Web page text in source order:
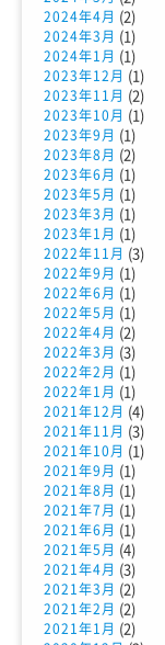
2024年4月 (2)
2024年3月 (1)
2024年1月 (1)
2023年12月 (1)
2023年11月 (2)
2023年10月 (1)
2023年9月 (1)
2023年8月 (2)
2023年6月 (1)
2023年5月 (1)
2023年3月 (1)
2023年1月 (1)
2022年11月 (3)
2022年9月 (1)
2022年6月 (1)
2022年5月 (1)
2022年4月 (2)
2022年3月 (3)
2022年2月 (1)
2022年1月 (1)
2021年12月 (4)
2021年11月 (3)
2021年10月 (1)
2021年9月 (1)
2021年8月 (1)
2021年7月 (1)
2021年6月 (1)
2021年5月 (4)
2021年4月 (3)
2021年3月 (2)
2021年2月 (2)
2021年1月 (2)